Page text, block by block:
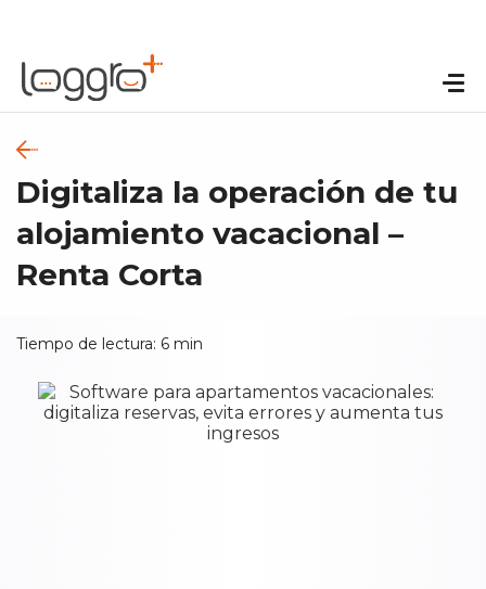
Digitaliza la operación de tu
alojamiento vacacional –
Renta Corta
Tiempo de lectura: 6 min